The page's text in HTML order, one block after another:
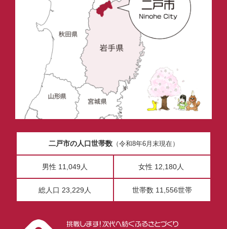
二戸市の人口世帯数（令和8年6月末現在）
男性 11,049人 女性 12,180人
総人口 23,229人 世帯数 11,556世帯